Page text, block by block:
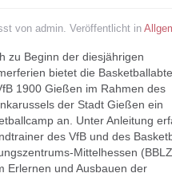
von admin. Veröffentlicht in
zu Beginn der diesjährigen
bietet die
1900 Gießen im Rahmen des
der Stadt Gießen ein
an. Unter Anleitung
des VfB und des
Mittelhessen
Erlernen und Ausbauen der